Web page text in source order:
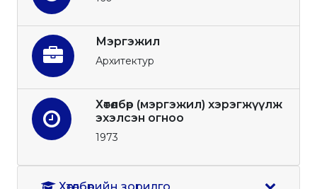
Мэргэжил
Архитектур
Хөтөлбөр (мэргэжил) хэрэгжүүлж
эхэлсэн огноо
1973